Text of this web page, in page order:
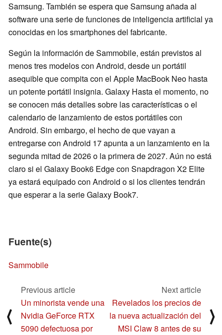
Samsung. También se espera que Samsung añada al
software una serie de funciones de inteligencia artificial ya
conocidas en los smartphones del fabricante.
Según la información de Sammobile, están previstos al
menos tres modelos con Android, desde un portátil
asequible que compita con el Apple MacBook Neo hasta
un potente portátil insignia. Galaxy Hasta el momento, no
se conocen más detalles sobre las características o el
calendario de lanzamiento de estos portátiles con
Android. Sin embargo, el hecho de que vayan a
entregarse con Android 17 apunta a un lanzamiento en la
segunda mitad de 2026 o la primera de 2027. Aún no está
claro si el Galaxy Book6 Edge con Snapdragon X2 Elite
ya estará equipado con Android o si los clientes tendrán
que esperar a la serie Galaxy Book7.
Fuente(s)
Sammobile
⟨
Previous article
Un minorista vende una
Nvidia GeForce RTX
5090 defectuosa por
Next article
Revelados los precios de
la nueva actualización del
MSI Claw 8 antes de su
⟩